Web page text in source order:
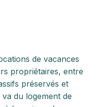
de vacances
propriétaires, entre
préservés et
du logement de